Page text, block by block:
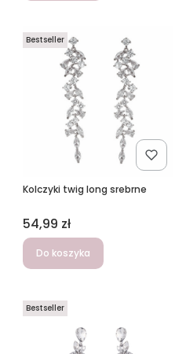
Bestseller
Kolczyki twig long srebrne
Cena
54,99 zł
Do koszyka
Bestseller